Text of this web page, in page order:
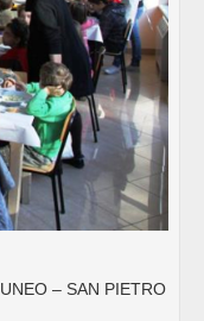
– SAN PIETRO